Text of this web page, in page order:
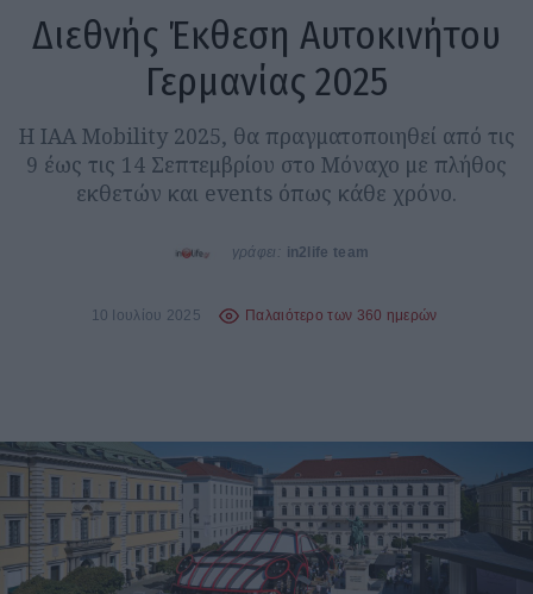
Διεθνής Έκθεση Αυτοκινήτου
Γερμανίας 2025
Η IAA Mobility 2025, θα πραγματοποιηθεί από τις
9 έως τις 14 Σεπτεμβρίου στο Μόναχο με πλήθος
εκθετών και events όπως κάθε χρόνο.
γράφει: in2life team
10 Ιουλίου 2025 Παλαιότερο των 360 ημερών